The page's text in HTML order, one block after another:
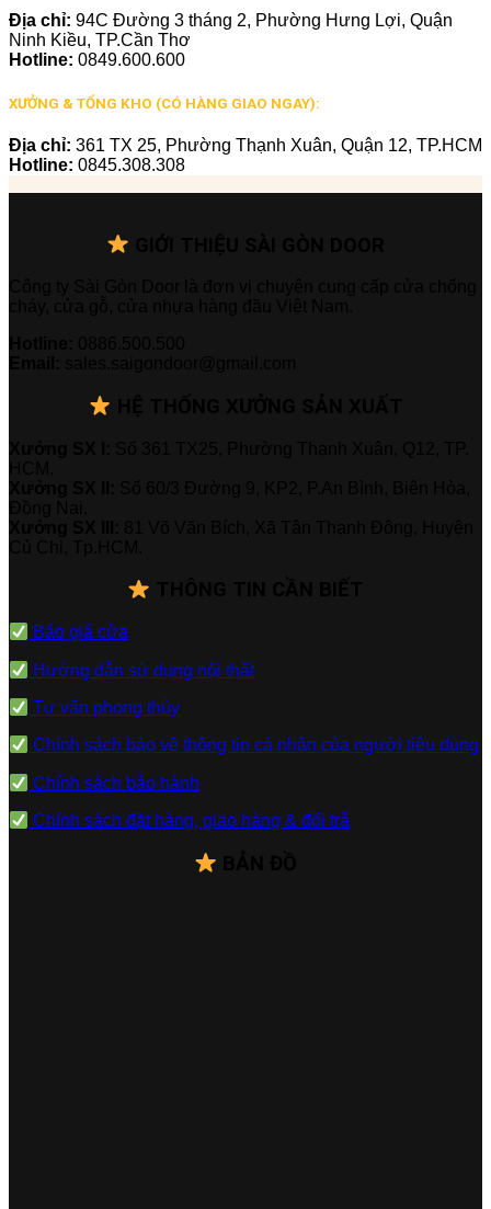
Địa chỉ: 94C Đường 3 tháng 2, Phường Hưng Lợi, Quận
Ninh Kiều, TP.Cần Thơ
Hotline: 0849.600.600
XƯỞNG & TỔNG KHO (CÓ HÀNG GIAO NGAY):
Địa chỉ: 361 TX 25, Phường Thạnh Xuân, Quận 12, TP.HCM
Hotline: 0845.308.308
Báo giá cửa
Hướng dẫn sử dụng nội thất
Tư vấn phong thủy
Chính sách bảo vệ thông tin cá nhân của người tiêu dùng
Chính sách bảo hành
Chính sách đặt hàng, giao hàng & đổi trả